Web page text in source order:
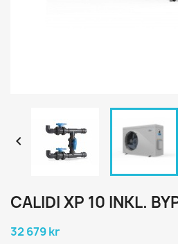

CALIDI XP 10 INKL.
32 679 kr